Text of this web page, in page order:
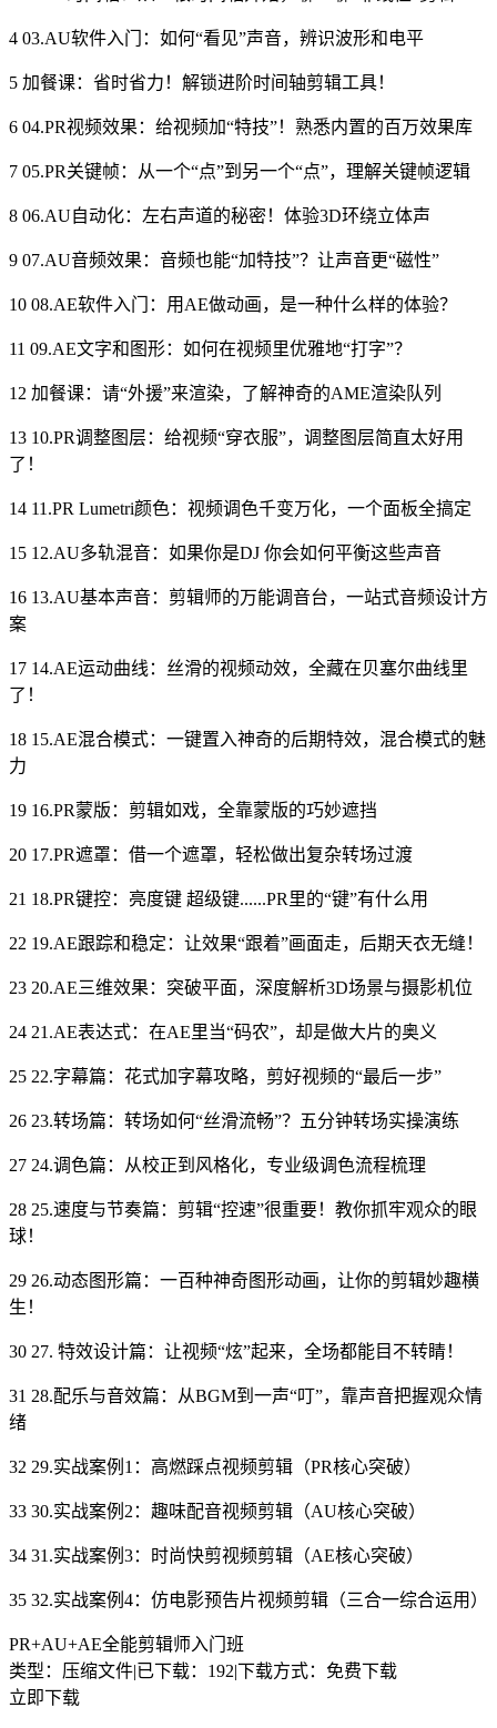
4 03.AU软件入门：如何“看见”声音，辨识波形和电平
5 加餐课：省时省力！解锁进阶时间轴剪辑工具！
6 04.PR视频效果：给视频加“特技”！熟悉内置的百万效果库
7 05.PR关键帧：从一个“点”到另一个“点”，理解关键帧逻辑
8 06.AU自动化：左右声道的秘密！体验3D环绕立体声
9 07.AU音频效果：音频也能“加特技”？让声音更“磁性”
10 08.AE软件入门：用AE做动画，是一种什么样的体验？
11 09.AE文字和图形：如何在视频里优雅地“打字”？
12 加餐课：请“外援”来渲染，了解神奇的AME渲染队列
13 10.PR调整图层：给视频“穿衣服”，调整图层简直太好用
了！
14 11.PR Lumetri颜色：视频调色千变万化，一个面板全搞定
15 12.AU多轨混音：如果你是DJ 你会如何平衡这些声音
16 13.AU基本声音：剪辑师的万能调音台，一站式音频设计方
案
17 14.AE运动曲线：丝滑的视频动效，全藏在贝塞尔曲线里
了！
18 15.AE混合模式：一键置入神奇的后期特效，混合模式的魅
力
19 16.PR蒙版：剪辑如戏，全靠蒙版的巧妙遮挡
20 17.PR遮罩：借一个遮罩，轻松做出复杂转场过渡
21 18.PR键控：亮度键 超级键......PR里的“键”有什么用
22 19.AE跟踪和稳定：让效果“跟着”画面走，后期天衣无缝！
23 20.AE三维效果：突破平面，深度解析3D场景与摄影机位
24 21.AE表达式：在AE里当“码农”，却是做大片的奥义
25 22.字幕篇：花式加字幕攻略，剪好视频的“最后一步”
26 23.转场篇：转场如何“丝滑流畅”？五分钟转场实操演练
27 24.调色篇：从校正到风格化，专业级调色流程梳理
28 25.速度与节奏篇：剪辑“控速”很重要！教你抓牢观众的眼
球！
29 26.动态图形篇：一百种神奇图形动画，让你的剪辑妙趣横
生！
30 27. 特效设计篇：让视频“炫”起来，全场都能目不转睛！
31 28.配乐与音效篇：从BGM到一声“叮”，靠声音把握观众情
绪
32 29.实战案例1：高燃踩点视频剪辑（PR核心突破）
33 30.实战案例2：趣味配音视频剪辑（AU核心突破）
34 31.实战案例3：时尚快剪视频剪辑（AE核心突破）
35 32.实战案例4：仿电影预告片视频剪辑（三合一综合运用）
PR+AU+AE全能剪辑师入门班
类型：压缩文件|已下载：192|下载方式：免费下载
立即下载